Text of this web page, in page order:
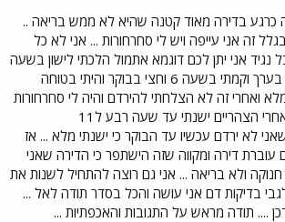
כרגע בדירה מאוד קטנה שהיא לא ממש בריאה ..
זה אני עייפה ויש לי סחרחורות ... אני לא כל
נגיד אני יתן לכם דוגמא אתמול הלכתי לישון בשעה
3 לפנות בוקר בערך וקמתי בשעה 6 וחצי בבוקר והיתי בטוחה
ואחרי זה לא הצלחתי להירדם והיה לי סחרחורות
ורק בשעה 4 אחרי הצהריים ישנתי עד שעה רבע ל11
לא ירדם עכשיו עד הבוקר כי ישנתי מלא ... אז
3 ימיים עוברת דירה ומקווה שזה הישתפר כי הדירה שאני
ולא בריאה ... אני גם רוצה להתחיל לשנות את
בדיקות דם אני עושה והכל בסדר תודה לאל ...
.... תודה מראש על התגובות והאכפתיות ...